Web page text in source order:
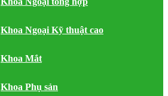
Khoa Ngoại Kỹ thuật cao
Khoa Mắt
Khoa Phụ sản